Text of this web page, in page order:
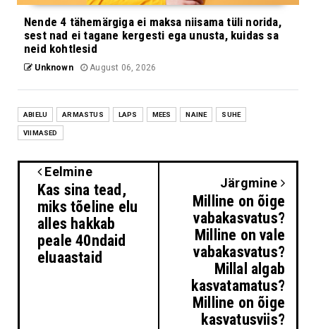
Nende 4 tähemärgiga ei maksa niisama tüli norida,
sest nad ei tagane kergesti ega unusta, kuidas sa
neid kohtlesid
Unknown August 06, 2026
ABIELU ARMASTUS LAPS MEES NAINE SUHE
VIIMASED
Eelmine
Kas sina tead,
miks tõeline elu
alles hakkab
peale 40ndaid
eluaastaid
Järgmine
Milline on õige
vabakasvatus?
Milline on vale
vabakasvatus?
Millal algab
kasvatamatus?
Milline on õige
kasvatusviis?